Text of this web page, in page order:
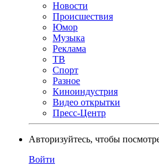
Новости
Происшествия
Юмор
Музыка
Реклама
ТВ
Спорт
Разное
Киноиндустрия
Видео открытки
Пресс-Центр
Авторизуйтесь, чтобы
Войти